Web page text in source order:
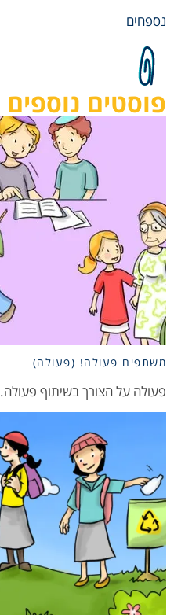
נספחים
פוסטים נוספים
משתפים פעולה! (פעולה)
פעולה על הצורך בשיתוף פעולה.